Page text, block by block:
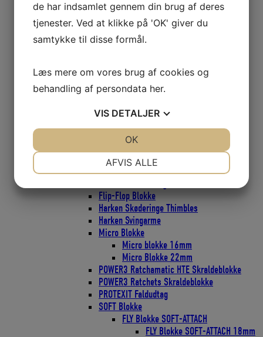
CARBO Skraldeblok 40mm
CARBO Skraldeblok 57mm
CARBO Skraldeblok 75mm
Bullet Classic Blokke 38mm
Bullet Classic Blokke 57mm
Element Blokke 45mm
Element Blokke 80mm
ESP Cruising Blokke
ESP Cruising 40mm
ESP Cruising 57mm
Flip-Flop Blokke
Harken Skøderinge Thimbles
Harken Svingarme
Micro Blokke
Micro blokke 16mm
Micro Blokke 22mm
POWER3 Ratchamatic HTE Skraldeblokke
POWER3 Ratchets Skraldeblokke
PROTEXIT Faldudtag
SOFT Blokke
FLY Blokke SOFT-ATTACH
FLY Blokke SOFT-ATTACH 18mm
de har indsamlet gennem din brug af deres
tjenester. Ved at klikke på 'OK' giver du
samtykke til disse formål.
Læs mere om vores brug af cookies og
behandling af persondata her.
VIS DETALJER
MARKETING
AFVIS ALLE
OK